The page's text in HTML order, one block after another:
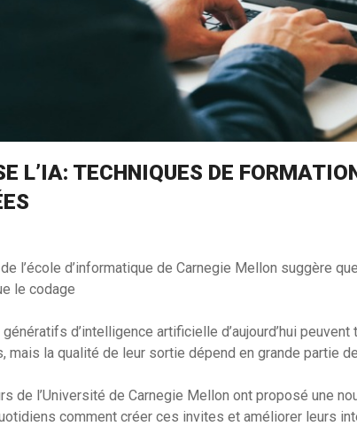
L’IA: TECHNIQUES DE
l’école d’informatique de Carnegie Mellon suggère
le codage
d’intelligence artificielle d’aujourd’hui
mais la qualité de leur sortie dépend en grande partie
de l’Université de Carnegie Mellon ont proposé une
comment créer ces invites et améliorer leurs